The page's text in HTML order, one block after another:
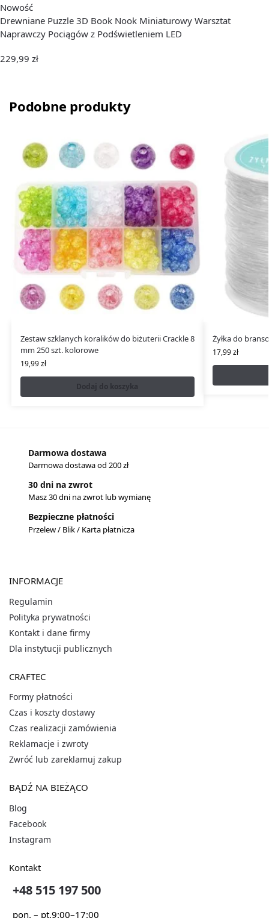
Nowość
Drewniane Puzzle 3D Book Nook Miniaturowy Warsztat
Naprawczy Pociągów z Podświetleniem LED
229,99 zł
Podobne produkty
Zestaw szklanych koralików do biżuterii Crackle 8
mm 250 szt. kolorowe
19,99zł
Dodaj do koszyka
Żyłka do
17,99zł
Darmowa dostawa
Darmowa dostawa od 200 zł
30 dni na zwrot
Masz 30 dni na zwrot lub wymianę
Bezpieczne płatności
Przelew / Blik / Karta płatnicza
INFORMACJE
Regulamin
Polityka prywatności
Kontakt i dane firmy
Dla instytucji publicznych
CRAFTEC
Formy płatności
Czas i koszty dostawy
Czas realizacji zamówienia
Reklamacje i zwroty
Zwróć lub zareklamuj zakup
BĄDŹ NA BIEŻĄCO
Blog
Facebook
Instagram
Kontakt
+48 515 197 500
pon. – pt.9:00–17:00